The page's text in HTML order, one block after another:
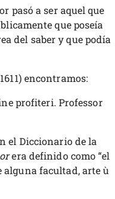
pasó a ser aquel que
que poseía
del saber y que podía
encontramos:
profiteri. Professor
el Diccionario de la
era definido como “el
alguna facultad, arte ù